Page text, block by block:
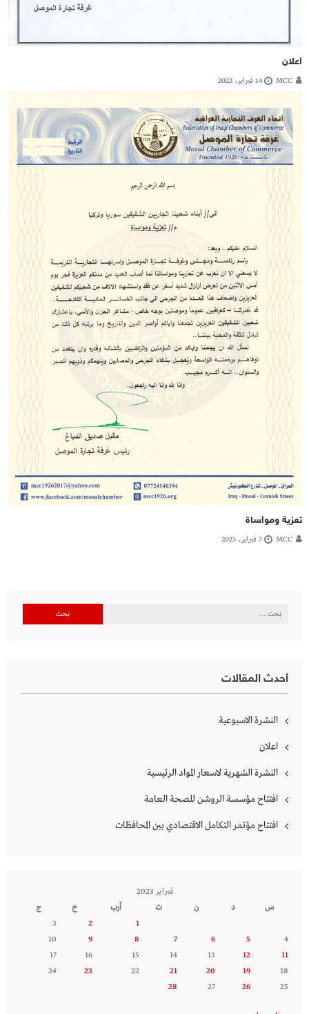
اعلان
MCC 14 فبراير، 2022
تعزية ومواساة
MCC 7 فبراير، 2023
البحث
أحدث المقالات
النشرة الاسبوعية
اعلان
النشرة الشهرية لاسعار المواد الرئيسية
افتتاح مؤسسة الروشن للصحة العامة
افتتاح مؤتمر التكامل الاقتصادي بين المحافظات
فبراير 2023
س
د ن ث أرب خ
ج
1
2
3
4
5
6
7
8
9
10
11
12
13
14
15
16
17
18
19
20
21
22
23
24
25
26
27
28